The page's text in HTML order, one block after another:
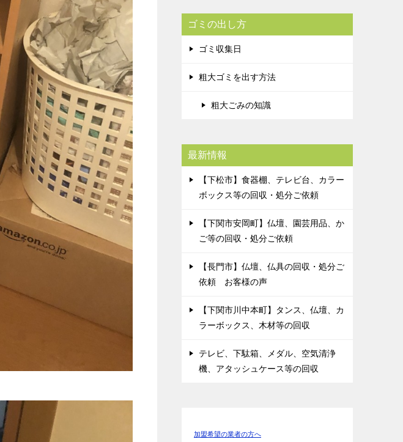
ゴミの出し方
ゴミ収集日
粗大ゴミを出す方法
粗大ごみの知識
最新情報
【下松市】食器棚、テレビ台、カラー
ボックス等の回収・処分ご依頼
【下関市安岡町】仏壇、園芸用品、か
ご等の回収・処分ご依頼
【長門市】仏壇、仏具の回収・処分ご
依頼 お客様の声
【下関市川中本町】タンス、仏壇、カ
ラーボックス、木材等の回収
テレビ、下駄箱、メダル、空気清浄
機、アタッシュケース等の回収
加盟希望の業者の方へ